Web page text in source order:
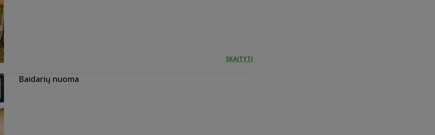
SKAITYTI
Baidarių nuoma